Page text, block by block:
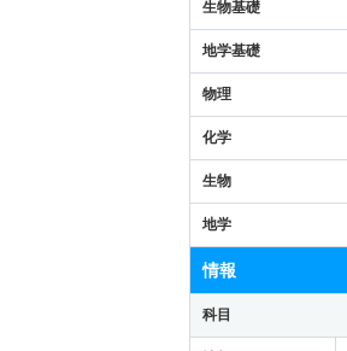
生物基礎
地学基礎
物理
化学
生物
地学
情報
科目